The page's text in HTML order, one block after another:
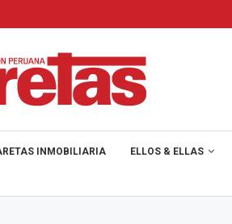
INMOBILIARIA ELLOS & ELLAS